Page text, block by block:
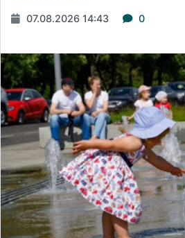
07.08.2026 14:43 0